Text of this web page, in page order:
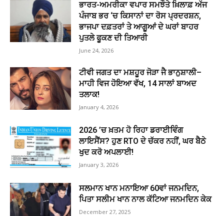
ਭਾਰਤ-ਅਮਰੀਕਾ ਵਪਾਰ ਸਮਝੌਤੇ ਖ਼ਿਲਾਫ਼ ਅੱਜ
ਪੰਜਾਬ ਭਰ ‘ਚ ਕਿਸਾਨਾਂ ਦਾ ਰੋਸ ਪ੍ਰਦਰਸ਼ਨ,
ਭਾਜਪਾ ਦਫ਼ਤਰਾਂ ਤੇ ਆਗੂਆਂ ਦੇ ਘਰਾਂ ਬਾਹਰ
ਪੁਤਲੇ ਫੂਕਣ ਦੀ ਤਿਆਰੀ
June 24, 2026
ਟੀਵੀ ਜਗਤ ਦਾ ਮਸ਼ਹੂਰ ਜੋੜਾ ਜੈ ਭਾਨੁਸ਼ਾਲੀ–
ਮਾਹੀ ਵਿਜ ਹੋਇਆ ਵੱਖ, 14 ਸਾਲਾਂ ਬਾਅਦ
ਤਲਾਕ!
January 4, 2026
2026 ’ਚ ਖ਼ਤਮ ਹੋ ਰਿਹਾ ਡਰਾਈਵਿੰਗ
ਲਾਇਸੈਂਸ? ਹੁਣ RTO ਦੇ ਚੱਕਰ ਨਹੀਂ, ਘਰ ਬੈਠੇ
ਖੁਦ ਕਰੋ ਅਪਲਾਈ!
January 3, 2026
ਸਲਮਾਨ ਖਾਨ ਮਨਾਇਆ 60ਵਾਂ ਜਨਮਦਿਨ,
ਪਿਤਾ ਸਲੀਮ ਖਾਨ ਨਾਲ ਕੱਟਿਆ ਜਨਮਦਿਨ ਕੇਕ
December 27, 2025